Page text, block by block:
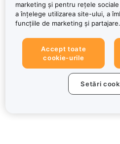
marketing și pentru rețele
a înțelege utilizarea site-ului, a
funcțiile de marketing și partajare.
Accept toate
cookie-urile
Setări